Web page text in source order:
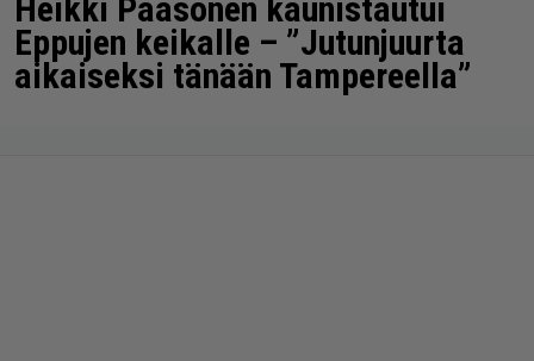
Heikki Paasonen kaunistautui
Eppujen keikalle – ”Jutunjuurta
aikaiseksi tänään Tampereella”